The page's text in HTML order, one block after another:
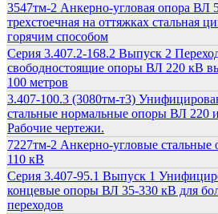
3547тм-2 Анкерно-угловая опора ВЛ
трехстоечная на оттяжках стальная
горячим способом
Cерия 3.407.2-168.2 Выпуск 2
свободностоящие опоры ВЛ 220 кВ
100 метров
3.407-100.3 (3080тм-т3)
стальные нормальные опоры ВЛ 220
Рабочие чертежи.
7227тм-2 Анкерно-угловые
110 кВ
Серия 3.407-95.1 Выпуск 1
концевые опоры ВЛ 35-330 кВ для
переходов